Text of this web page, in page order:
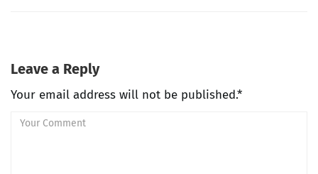
Leave a Reply
Your email address will not be published.*